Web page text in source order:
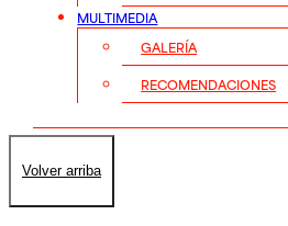
MULTIMEDIA
GALERÍA
RECOMENDACIONES
Volver arriba